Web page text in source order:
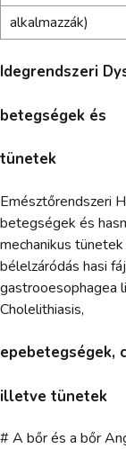
alkalmazzák)
Idegrendszeri
betegségek és
tünetek
Emésztőrendszeri
betegségek és
mechanikus
bélelzáródás hasi
gastrooesophagea
Cholelithiasis,
epebetegségek,
illetve tünetek
# A bőr és a bőr